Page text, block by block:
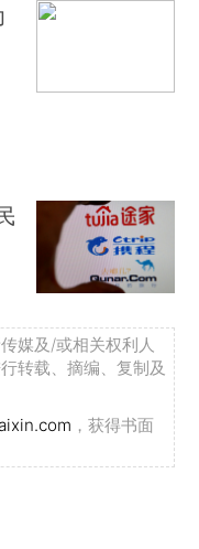
媒及/或相关权利人
转载、摘编、复制及
，获得书面